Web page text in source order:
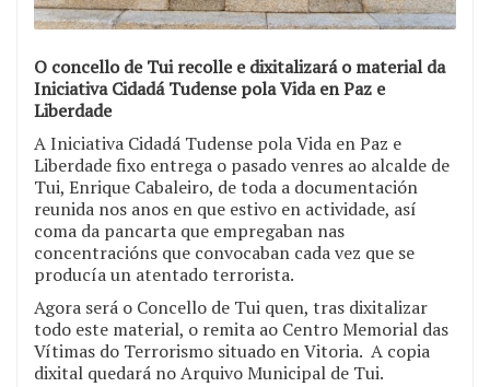
O concello de Tui recolle e dixitalizará o material da
Iniciativa Cidadá Tudense pola Vida en Paz e
Liberdade
A Iniciativa Cidadá Tudense pola Vida en Paz e
Liberdade fixo entrega o pasado venres ao alcalde de
Tui, Enrique Cabaleiro, de toda a documentación
reunida nos anos en que estivo en actividade, así
coma da pancarta que empregaban nas
concentracións que convocaban cada vez que se
producía un atentado terrorista.
Agora será o Concello de Tui quen, tras dixitalizar
todo este material, o remita ao Centro Memorial das
Vítimas do Terrorismo situado en Vitoria. A copia
dixital quedará no Arquivo Municipal de Tui.